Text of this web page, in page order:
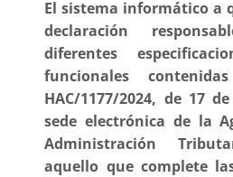
El sistema informático a
declaración
diferentes
funcionales
HAC/1177/2024, de 17
sede electrónica de la
Administración
aquello que complete